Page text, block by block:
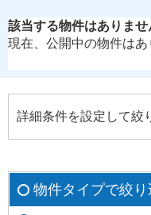
該当する物件はありませ
現在、公開中の物件はあ
詳細条件を設定して絞
物件タイプで絞り